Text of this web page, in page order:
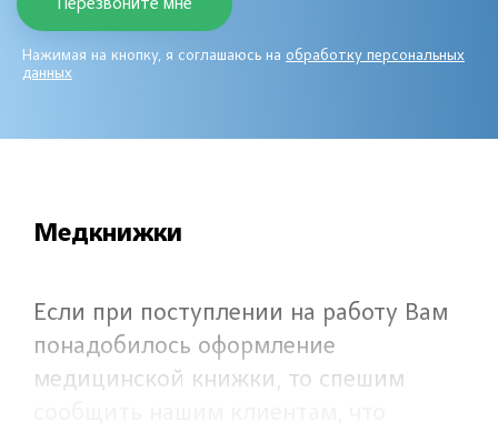
Нажимая на кнопку, я соглашаюсь на обработку персональных
данных
Медкнижки
Если при поступлении на работу Вам
понадобилось оформление
медицинской книжки, то спешим